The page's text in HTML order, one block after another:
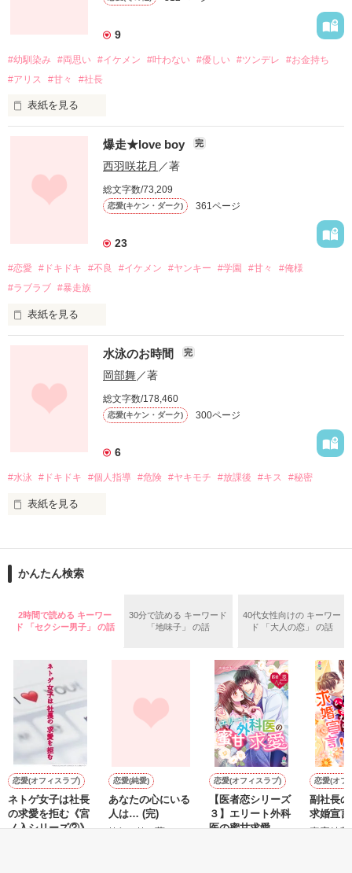
9
#幼馴染み #両思い #イケメン #叶わない #優しい #ツンデレ
#お金持ち
#アリス
#甘々 #社長
表紙を見る
小さい頃からキミは
いつも私を守ってくれて
どんなわがままも聞いてくれた
キミの困った様に笑う
好きで好きで仕方なくなる
口が裂けても言えないんだ
爆走★love boy 完
西羽咲花月 ／著
総文字数/73,209
恋愛(キケン・ダーク) 361ページ
23
#恋愛 #ドキドキ #不良 #イケメン #ヤンキー #学園 #甘々
#俺様
#ラブラブ #暴走族
表紙を見る
大好きな雅紀君と同じ高校を受験した亜美
これからのハッピーライフを想像していたんだけれど―
滑り止めで受けていたのは全国的に有名な超不良高校！
入学早々処女だって事がクラス全員にバレちゃうし！！
ドキドキハラハラな学園青春物語！！
★8.25文庫化決定★
文庫版とは、多少内容が異なりますので、ご注意下さい(^_^)/
※未成年の喫煙、飲酒は法律で禁止されています※
作品を読む
水泳のお時間 完
岡部舞／著
総文字数/178,460
恋愛(キケン・ダーク) 300ページ
6
#水泳 #ドキドキ #個人指導 #危険 #ヤキモチ #放課後 #キス #秘密
表紙を見る
★文庫発売中★
それは夏が始まるまでの短い時間
二人だけの
甘く…そして危険な水泳指導
かんたん検索
2時間で読める キーワー
ド 「セクシー男子」 の話
30分で読める キーワード
「地味子」 の話
40代女性向けの キーワー
ド 「大人の恋」 の話
恋愛(オフィスラブ)
ネトゲ女子は社長
の求愛を拒む《宮
ノ入シリーズ②》
恋愛(純愛)
あなたの心にいる
人は… (完)
**あい**／著
恋愛(オフィスラブ)
【医者恋シリーズ
３】エリート外科
医の蜜甘求愛
恋愛(オフ
副社長
求婚宣
真蜜綺